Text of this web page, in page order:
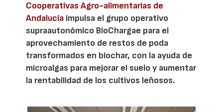
Cooperativas Agro-alimentarias de
Andalucía impulsa el grupo operativo
supraautonómico BioChargae para el
aprovechamiento de restos de poda
transformados en biochar, con la ayuda de
microalgas para mejorar el suelo y aumentar
la rentabilidad de los cultivos leñosos.